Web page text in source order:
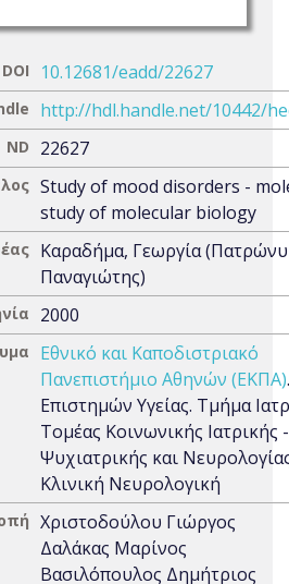
DOI 10.12681/eadd/22627
http://hdl.handle.net/10442/
ND 22627
Study of mood disorders -
study of molecular biology
Καραδήμα, Γεωργία
Παναγιώτης)
2000
Εθνικό και Καποδιστριακό
Πανεπιστήμιο Αθηνών (ΕΚΠΑ)
Επιστημών Υγείας. Τμήμα
Τομέας Κοινωνικής Ιατρικής -
Ψυχιατρικής και
Κλινική Νευρολογική
Χριστοδούλου Γιώργος
Δαλάκας Μαρίνος
Βασιλόπουλος Δημήτριος